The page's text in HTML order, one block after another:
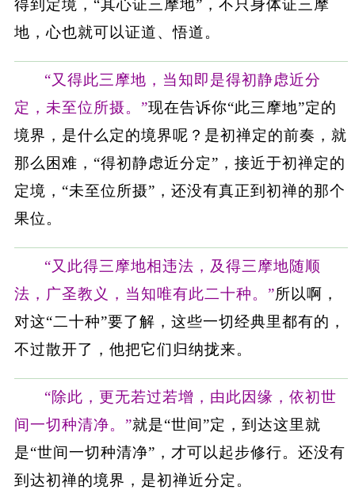
得到定境，“其心证三摩地”，不只身体证三摩
地，心也就可以证道、悟道。
“又得此三摩地，当知即是得初静虑近分
定，未至位所摄。”现在告诉你“此三摩地”定的
境界，是什么定的境界呢？是初禅定的前奏，就
那么困难，“得初静虑近分定”，接近于初禅定的
定境，“未至位所摄”，还没有真正到初禅的那个
果位。
“又此得三摩地相违法，及得三摩地随顺
法，广圣教义，当知唯有此二十种。”所以啊，
对这“二十种”要了解，这些一切经典里都有的，
不过散开了，他把它们归纳拢来。
“除此，更无若过若增，由此因缘，依初世
间一切种清净。”就是“世间”定，到达这里就
是“世间一切种清净”，才可以起步修行。还没有
到达初禅的境界，是初禅近分定。